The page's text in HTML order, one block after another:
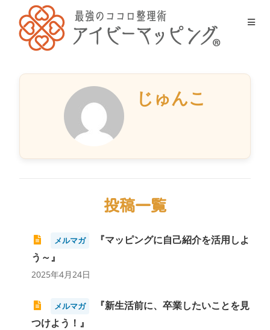
じゅんこ
投稿一覧
メルマガ
『マッピングに自己紹介を活用しよ
う～』
2025年4月24日
メルマガ
『新生活前に、卒業したいことを見
つけよう！』